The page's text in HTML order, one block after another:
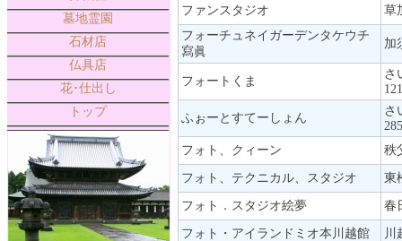
墓地霊園
石材店
仏具店
花･仕出し
トップ
ファンスタジオ
草
フォーチュネイガーデンタケウチ
寫眞
加
フォートくま
さ
ふぉーとすてーしょん
さ
フォト、クィーン
秩
フォト、テクニカル、スタジオ 東
フォト．スタジオ絵夢 春
フォト・アイランドミオ本川越館 川